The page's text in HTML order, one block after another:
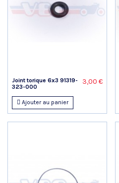
Joint torique 6x3 91319-
323-000
3,00 €
Ajouter au panier